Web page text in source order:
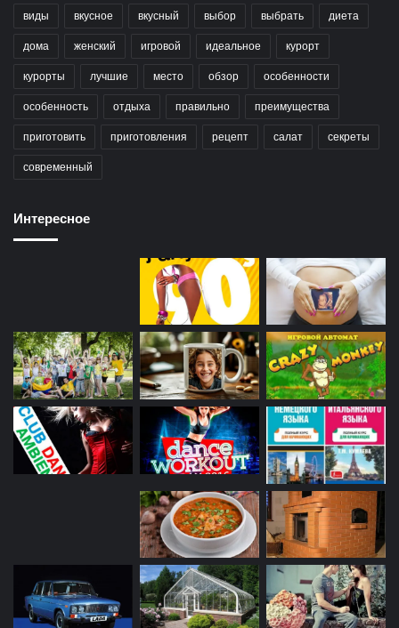
виды вкусное вкусный выбор выбрать диета
дома женский игровой идеальное курорт
курорты лучшие место обзор особенности
особенность отдыха правильно преимущества
приготовить приготовления рецепт салат секреты
современный
Интересное